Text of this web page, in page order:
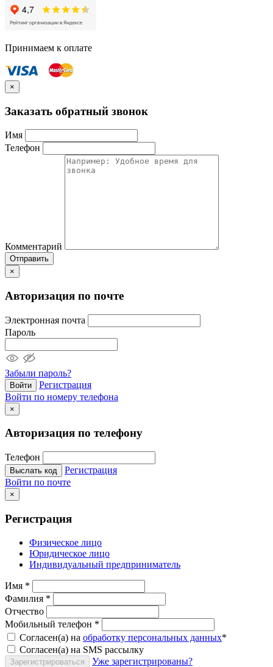
Принимаем к оплате
×
Заказать обратный звонок
Имя
Телефон
Комментарий
Отправить
×
Авторизация по почте
Электронная почта
Пароль
Забыли пароль?
Войти
Регистрация
Войти по номеру телефона
×
Авторизация по телефону
Телефон
Выслать код
Регистрация
Войти по почте
×
Регистрация
Физическое лицо
Юридическое лицо
Индивидуальный предприниматель
Имя *
Фамилия *
Отчество
Мобильный телефон *
Согласен(а) на обработку персональных данных*
Согласен(а) на SMS рассылку
Зарегистрироваться
Уже зарегистрированы?